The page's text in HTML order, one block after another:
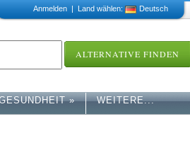
Anmelden | Land wählen: Deutsch
ALTERNATIVE FINDEN
» WEITERE...